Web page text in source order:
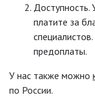
Доступность.
платите за
предоплаты.
У нас также можно
по России.